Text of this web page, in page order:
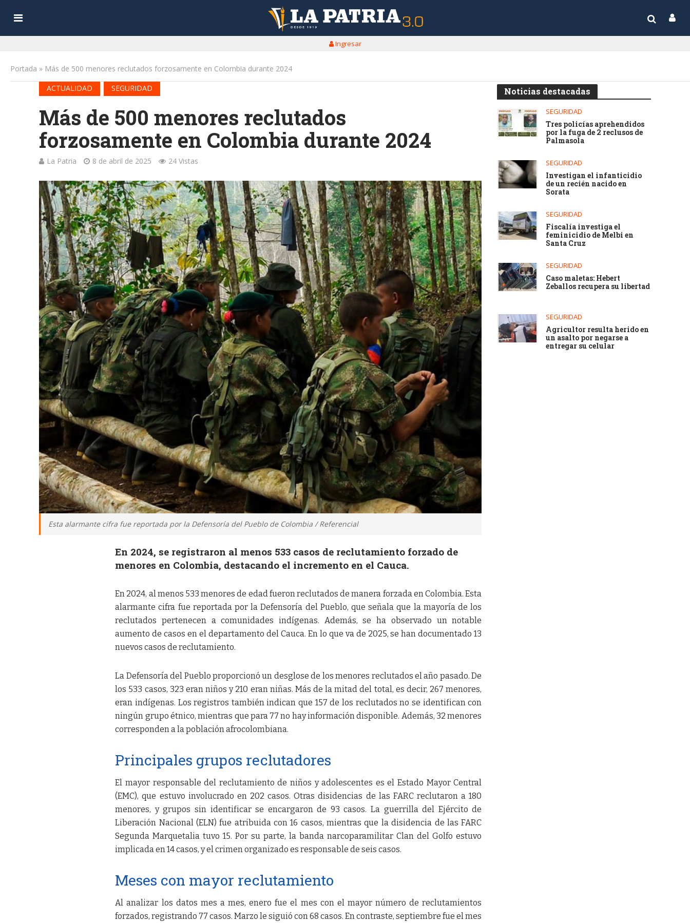
Ingresar
Portada » Más de 500 menores reclutados forzosamente en Colombia durante 2024
ACTUALIDAD
SEGURIDAD
Más de 500 menores reclutados
forzosamente en Colombia durante 2024
La Patria 8 de abril de 2025 24 Vistas
Esta alarmante cifra fue reportada por la Defensoría del Pueblo de Colombia / Referencial
En 2024, se registraron al menos 533 casos de reclutamiento forzado de
menores en Colombia, destacando el incremento en el Cauca.
En 2024, al menos 533 menores de edad fueron reclutados de manera forzada en Colombia. Esta
alarmante cifra fue reportada por la Defensoría del Pueblo, que señala que la mayoría de los
reclutados pertenecen a comunidades indígenas. Además, se ha observado un notable
aumento de casos en el departamento del Cauca. En lo que va de 2025, se han documentado 13
nuevos casos de reclutamiento.
La Defensoría del Pueblo proporcionó un desglose de los menores reclutados el año pasado. De
los 533 casos, 323 eran niños y 210 eran niñas. Más de la mitad del total, es decir, 267 menores,
eran indígenas. Los registros también indican que 157 de los reclutados no se identifican con
ningún grupo étnico, mientras que para 77 no hay información disponible. Además, 32 menores
corresponden a la población afrocolombiana.
Principales grupos reclutadores
El mayor responsable del reclutamiento de niños y adolescentes es el Estado Mayor Central
(EMC), que estuvo involucrado en 202 casos. Otras disidencias de las FARC reclutaron a 180
menores, y grupos sin identificar se encargaron de 93 casos. La guerrilla del Ejército de
Liberación Nacional (ELN) fue atribuida con 16 casos, mientras que la disidencia de las FARC
Segunda Marquetalia tuvo 15. Por su parte, la banda narcoparamilitar Clan del Golfo estuvo
implicada en 14 casos, y el crimen organizado es responsable de seis casos.
Meses con mayor reclutamiento
Al analizar los datos mes a mes, enero fue el mes con el mayor número de reclutamientos
forzados, registrando 77 casos. Marzo le siguió con 68 casos. En contraste, septiembre fue el mes
Noticias destacadas
SEGURIDAD
Tres policías aprehendidos
por la fuga de 2 reclusos de
Palmasola
SEGURIDAD
Investigan el infanticidio
de un recién nacido en
Sorata
SEGURIDAD
Fiscalía investiga el
feminicidio de Melbi en
Santa Cruz
SEGURIDAD
Caso maletas: Hebert
Zeballos recupera su libertad
SEGURIDAD
Agricultor resulta herido en
un asalto por negarse a
entregar su celular